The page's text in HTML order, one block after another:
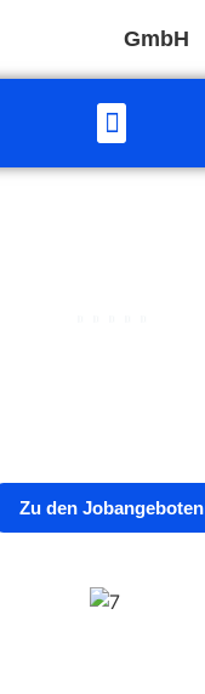
GmbH
Zu den Jobangeboten